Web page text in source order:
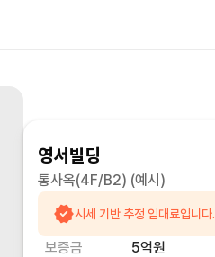
영서빌딩
통사옥(4F/B2) (예시)
시세 기반 추정 임대료입니다.
보증금 5억원